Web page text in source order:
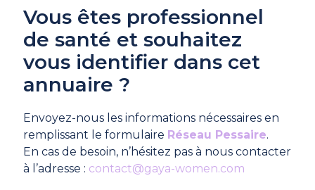
Vous êtes professionnel
de santé et souhaitez
vous identifier dans cet
annuaire ?
Envoyez-nous les informations nécessaires en
remplissant le formulaire Réseau Pessaire.
En cas de besoin, n’hésitez pas à nous contacter
à l’adresse : contact@gaya-women.com